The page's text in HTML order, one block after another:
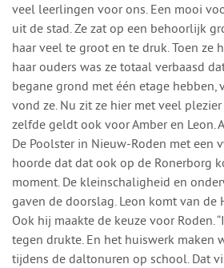
veel leerlingen voor ons. Een mooi
uit de stad. Ze zat op een behoorlijk
haar veel te groot en te druk. Toen ze
haar ouders was ze totaal verbaasd
begane grond met één etage hebben,
vond ze. Nu zit ze hier met veel plezier
zelfde geldt ook voor Amber en Leon.
De Poolster in Nieuw-Roden met een
hoorde dat dat ook op de Ronerborg
moment. De kleinschaligheid en
gaven de doorslag. Leon komt van de
Ook hij maakte de keuze voor Roden.
tegen drukte. En het huiswerk maken
tijdens de daltonuren op school. Dat